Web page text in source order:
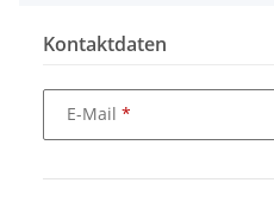
Kontaktdaten
E-Mail